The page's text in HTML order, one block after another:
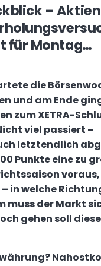
– Aktien
für Montag…
die
und am Ende
zum XETRA-
viel passiert –
letztendlich
Punkte eine zu
in welche
muss der Markt
gehen soll